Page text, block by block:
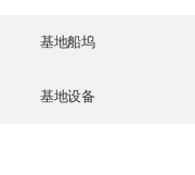
基地船坞
基地设备